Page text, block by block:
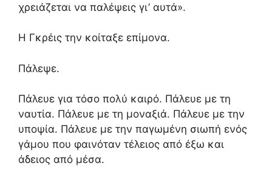
χρειάζεται να παλέψεις γι’ αυτά».
Η Γκρέις την κοίταξε επίμονα.
Πάλεψε.
Πάλευε για τόσο πολύ καιρό. Πάλευε με τη
ναυτία. Πάλευε με τη μοναξιά. Πάλευε με την
υποψία. Πάλευε με την παγωμένη σιωπή ενός
γάμου που φαινόταν τέλειος από έξω και
άδειος από μέσα.